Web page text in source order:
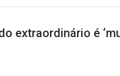
extraordinário é